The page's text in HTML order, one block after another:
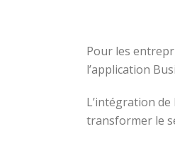
Pour les
l’application
L’intégration de
transformer le